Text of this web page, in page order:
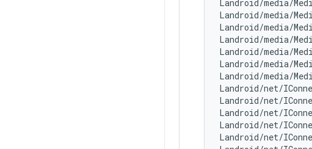
Landroid/media/
Landroid/media/
Landroid/media/
Landroid/media/
Landroid/media/
Landroid/media/
Landroid/media/
Landroid/net/
Landroid/net/
Landroid/net/
Landroid/net/
Landroid/net/